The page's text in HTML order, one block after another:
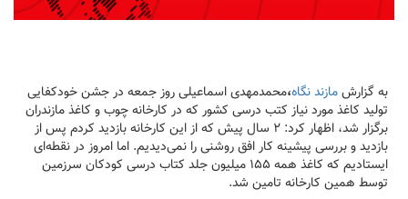
به گزارشمازند نگاه،محمدمهدی اسماعیلی روز جمعه در جشن خودکفایی
تولید کاغذ مورد نیاز کتب درسی کشور که در کارخانه چوب و کاغذ مازندران
برگزار شد، اظهار کرد: ۲ سال پیش که از این کارخانه بازدید کردم پس از
بازدید و بررسی پیشینه کار افق روشنی را نمی‌دیدیم. اما امروز در نقطه‌ای
ایستادیم که کاغذ همه ۱۵۵ میلیون جلد کتاب درسی کودکان سرزمین
توسط همین کارخانه تامین شد.